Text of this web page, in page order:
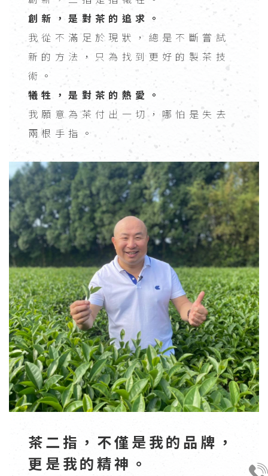
創新，是對茶的追求。
我從不滿足於現狀，總是不斷嘗試
新的方法，只為找到更好的製茶技
術。
犧牲，是對茶的熱愛。
我願意為茶付出一切，哪怕是失去
兩根手指。
茶二指，不僅是我的品牌，
更是我的精神。